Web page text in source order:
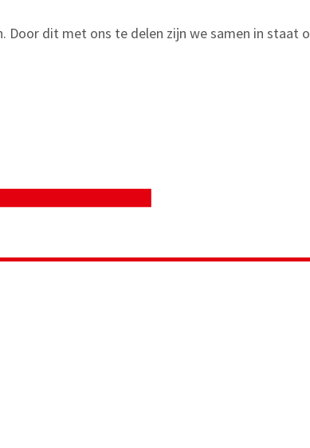
Door dit met ons te delen zijn we samen in staat